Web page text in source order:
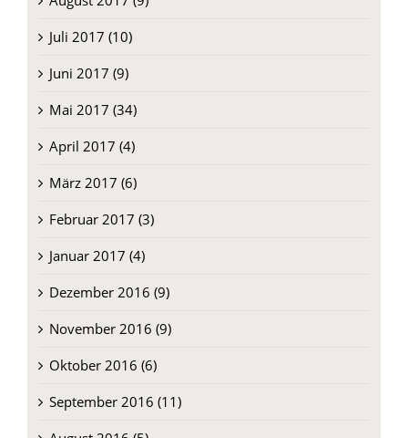
Juni 2017 (9)
Mai 2017 (34)
April 2017 (4)
März 2017 (6)
Februar 2017 (3)
Januar 2017 (4)
Dezember 2016 (9)
November 2016 (9)
Oktober 2016 (6)
September 2016 (11)
August 2016 (5)